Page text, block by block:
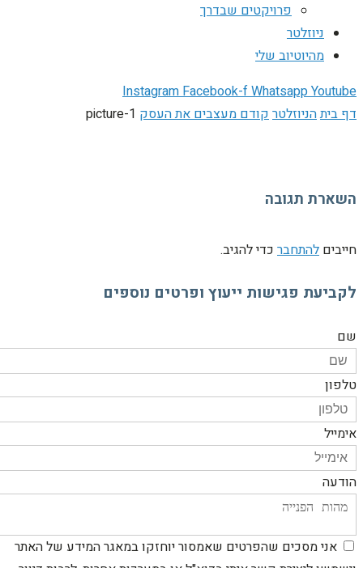
פרויקטים שבדרך
ניוזלטר
מהיוטיוב שלי
InstagramFacebook-fWhatsapp
ביתהניוזלטרקודם מעצבים את העסקpicture-1
תגובה
להתחברכדי להגיב.
פגישות ייעוץ ופרטים נוספים
אני מסכים שהפרטים שאמסור יוחזקו במאגר המידע של האתר